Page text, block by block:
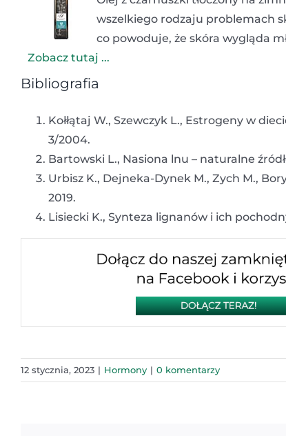
wszelkiego rodzaju problemach
co powoduje, że skóra wygląda
Zobacz tutaj ...
Bibliografia
Kołłątaj W., Szewczyk L., Estrogeny w
3/2004.
Bartowski L., Nasiona lnu – naturalne
Urbisz K., Dejneka-Dynek M., Zych M.,
2019.
Lisiecki K., Synteza lignanów i ich
12 stycznia, 2023 | Hormony | 0 komentarzy